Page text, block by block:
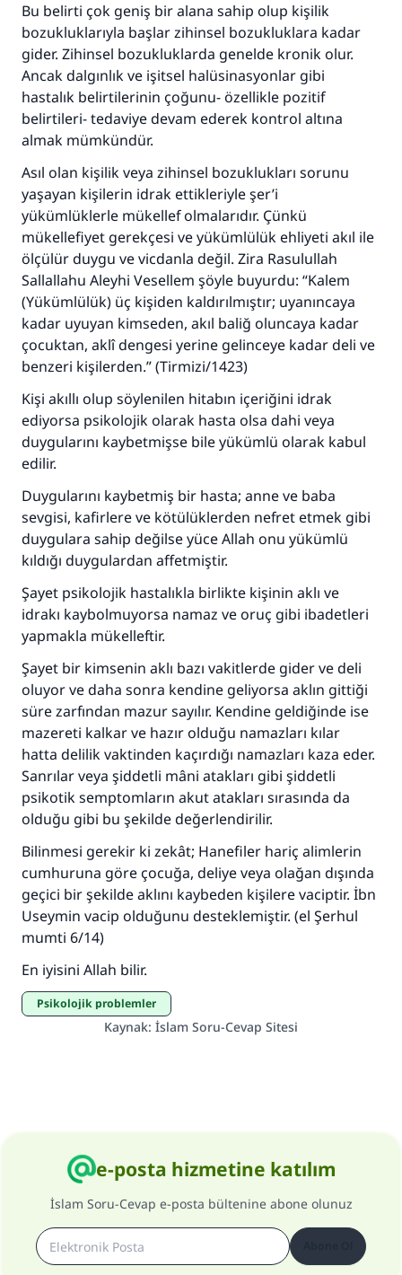
Bu belirti çok geniş bir alana sahip olup kişilik
bozukluklarıyla başlar zihinsel bozukluklara kadar
gider. Zihinsel bozukluklarda genelde kronik olur.
Ancak dalgınlık ve işitsel halüsinasyonlar gibi
hastalık belirtilerinin çoğunu- özellikle pozitif
belirtileri- tedaviye devam ederek kontrol altına
almak mümkündür.
Asıl olan kişilik veya zihinsel bozuklukları sorunu
yaşayan kişilerin idrak ettikleriyle şer’i
yükümlüklerle mükellef olmalarıdır. Çünkü
mükellefiyet gerekçesi ve yükümlülük ehliyeti akıl ile
ölçülür duygu ve vicdanla değil. Zira Rasulullah
Sallallahu Aleyhi Vesellem şöyle buyurdu: “Kalem
(Yükümlülük) üç kişiden kaldırılmıştır; uyanıncaya
kadar uyuyan kimseden, akıl baliğ oluncaya kadar
çocuktan, aklî dengesi yerine gelinceye kadar deli ve
benzeri kişilerden.” (Tirmizi/1423)
Kişi akıllı olup söylenilen hitabın içeriğini idrak
ediyorsa psikolojik olarak hasta olsa dahi veya
duygularını kaybetmişse bile yükümlü olarak kabul
edilir.
Duygularını kaybetmiş bir hasta; anne ve baba
sevgisi, kafirlere ve kötülüklerden nefret etmek gibi
duygulara sahip değilse yüce Allah onu yükümlü
kıldığı duygulardan affetmiştir.
Şayet psikolojik hastalıkla birlikte kişinin aklı ve
idrakı kaybolmuyorsa namaz ve oruç gibi ibadetleri
yapmakla mükelleftir.
Şayet bir kimsenin aklı bazı vakitlerde gider ve deli
oluyor ve daha sonra kendine geliyorsa aklın gittiği
süre zarfından mazur sayılır. Kendine geldiğinde ise
mazereti kalkar ve hazır olduğu namazları kılar
hatta delilik vaktinden kaçırdığı namazları kaza eder.
Sanrılar veya şiddetli mâni atakları gibi şiddetli
psikotik semptomların akut atakları sırasında da
olduğu gibi bu şekilde değerlendirilir.
Bilinmesi gerekir ki zekât; Hanefiler hariç alimlerin
cumhuruna göre çocuğa, deliye veya olağan dışında
geçici bir şekilde aklını kaybeden kişilere vaciptir. İbn
Useymin vacip olduğunu desteklemiştir. (el Şerhul
mumti 6/14)
En iyisini Allah bilir.
Psikolojik problemler
Kaynak: İslam Soru-Cevap Sitesi
e-posta hizmetine katılım
İslam Soru-Cevap e-posta bültenine abone olunuz
110845 Nolu Cevap, bir evliliği
kurtardı.
Ümmete cevapları ulaştırmak için bizi destekle
Rasulullah ﷺ şöyle dedi:
Her kim bir hayra yol gösterirse , hayrı yapan
(MUSLIM 1893)
Şimdi katkı yapın!